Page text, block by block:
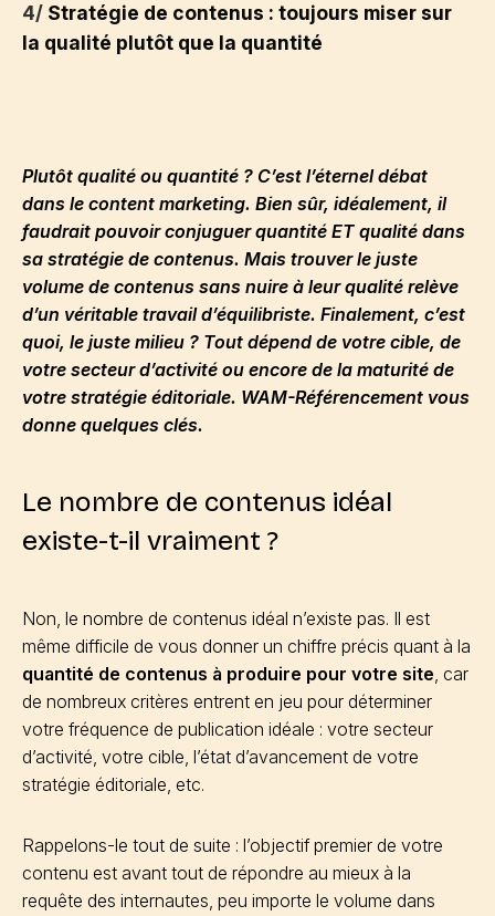
4/ Stratégie de contenus : toujours miser sur
la qualité plutôt que la quantité
Plutôt qualité ou quantité ? C’est l’éternel débat
dans le content marketing. Bien sûr, idéalement, il
faudrait pouvoir conjuguer quantité ET qualité dans
sa stratégie de contenus. Mais trouver le juste
volume de contenus sans nuire à leur qualité relève
d’un véritable travail d’équilibriste. Finalement, c’est
quoi, le juste milieu ? Tout dépend de votre cible, de
votre secteur d’activité ou encore de la maturité de
votre stratégie éditoriale. WAM-Référencement vous
donne quelques clés.
Le nombre de contenus idéal
existe-t-il vraiment ?
Non, le nombre de contenus idéal n’existe pas. Il est
même difficile de vous donner un chiffre précis quant à la
quantité de contenus à produire pour votre site, car
de nombreux critères entrent en jeu pour déterminer
votre fréquence de publication idéale : votre secteur
d’activité, votre cible, l’état d’avancement de votre
stratégie éditoriale, etc.
Rappelons-le tout de suite : l’objectif premier de votre
contenu est avant tout de répondre au mieux à la
requête des internautes, peu importe le volume dans